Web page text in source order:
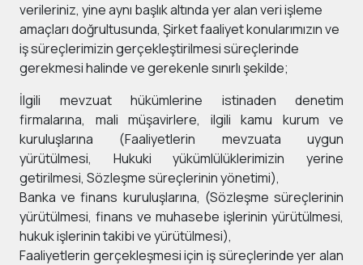
verileriniz, yine aynı başlık altında yer alan veri işleme
amaçları doğrultusunda, Şirket faaliyet konularımızın ve
iş süreçlerimizin gerçekleştirilmesi süreçlerinde
gerekmesi halinde ve gerekenle sınırlı şekilde;
İlgili mevzuat hükümlerine istinaden denetim
firmalarına, mali müşavirlere, ilgili kamu kurum ve
kuruluşlarına (Faaliyetlerin mevzuata uygun
yürütülmesi, Hukuki yükümlülüklerimizin yerine
getirilmesi, Sözleşme süreçlerinin yönetimi),
Banka ve finans kuruluşlarına, (Sözleşme süreçlerinin
yürütülmesi, finans ve muhasebe işlerinin yürütülmesi,
hukuk işlerinin takibi ve yürütülmesi),
Faaliyetlerin gerçekleşmesi için iş süreçlerinde yer alan